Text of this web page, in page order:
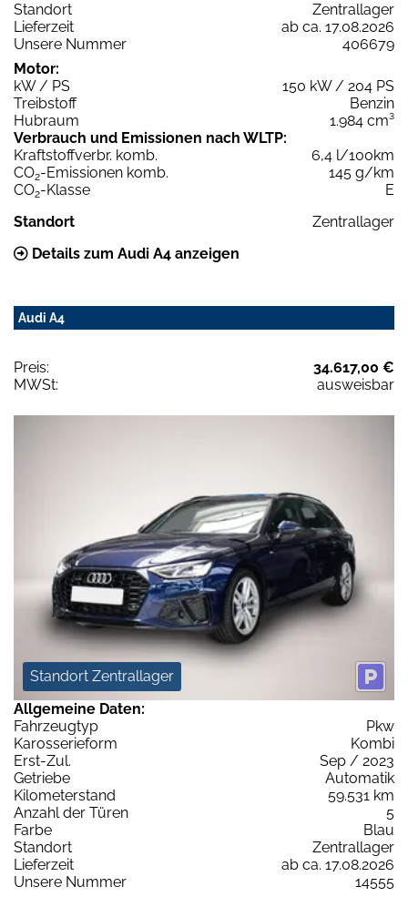
Standort
Zentrallager
Lieferzeit
ab ca. 17.08.2026
Unsere Nummer
406679
Motor:
kW / PS
150 kW / 204 PS
Treibstoff
Benzin
Hubraum
1.984 cm³
Verbrauch und Emissionen nach WLTP:
Kraftstoffverbr. komb.
6,4 l/100km
CO2-Emissionen komb.
145 g/km
CO2-Klasse
E
Standort
Zentrallager
Details zum Audi A4 anzeigen
Audi A4
Preis:
34.617,00 €
MWSt:
ausweisbar
Standort Zentrallager
Allgemeine Daten:
Fahrzeugtyp
Pkw
Karosserieform
Kombi
Erst-Zul.
Sep / 2023
Getriebe
Automatik
Kilometerstand
59.531 km
Anzahl der Türen
5
Farbe
Blau
Standort
Zentrallager
Lieferzeit
ab ca. 17.08.2026
Unsere Nummer
14555